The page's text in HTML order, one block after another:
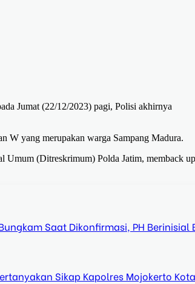
Jumat (22/12/2023) pagi, Polisi akhirnya
W yang merupakan warga Sampang Madura.
Umum (Ditreskrimum) Polda Jatim, memback up
Saat Dikonfirmasi, PH Berinisial
Sikap Kapolres Mojokerto Kota